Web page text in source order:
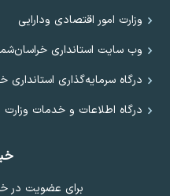
وزارت امور اقتصادی ودارایی
وب سایت استانداری
درگاه سرمایه‌گذاری استانداری
درگاه اطلاعات و خدمات
برای عضویت در